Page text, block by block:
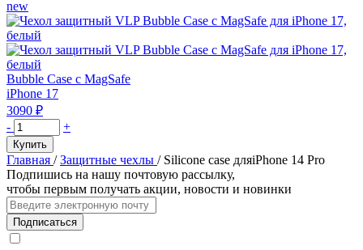
оранжевый
защитный
VLP
Bubble
Case
с
MagSafe
для
iPhone
17
Pro,
оранжевый
new
Bubble Case с MagSafe
iPhone 17
3090 ₽
Количество
товара
Чехол
защитный
VLP
Bubble
Case
с
MagSafe
- +
Купить
Главная / Защитные чехлы / Silicone case дляiPhone 14 Pro
Подпишись на нашу почтовую рассылку,
чтобы первым получать акции, новости и новинки
Подписаться